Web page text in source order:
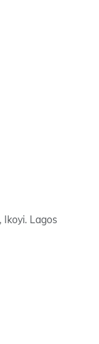
Ikoyi. Lagos